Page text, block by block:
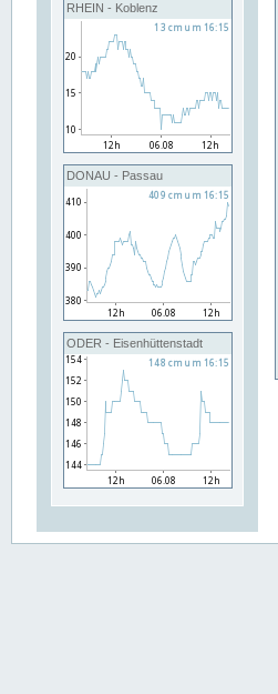
RHEIN - Koblenz
DONAU - Passau
ODER - Eisenhüttenstadt